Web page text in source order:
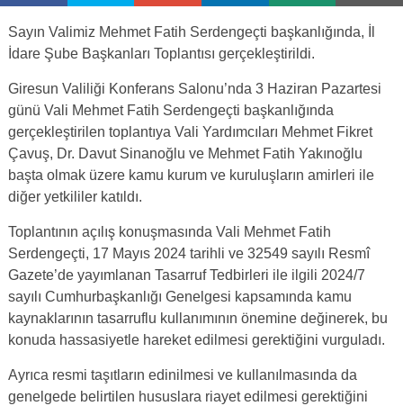
Sayın Valimiz Mehmet Fatih Serdengeçti başkanlığında, İl
İdare Şube Başkanları Toplantısı gerçekleştirildi.
Giresun Valiliği Konferans Salonu’nda 3 Haziran Pazartesi
günü Vali Mehmet Fatih Serdengeçti başkanlığında
gerçekleştirilen toplantıya Vali Yardımcıları Mehmet Fikret
Çavuş, Dr. Davut Sinanoğlu ve Mehmet Fatih Yakınoğlu
başta olmak üzere kamu kurum ve kuruluşların amirleri ile
diğer yetkililer katıldı.
Toplantının açılış konuşmasında Vali Mehmet Fatih
Serdengeçti, 17 Mayıs 2024 tarihli ve 32549 sayılı Resmî
Gazete’de yayımlanan Tasarruf Tedbirleri ile ilgili 2024/7
sayılı Cumhurbaşkanlığı Genelgesi kapsamında kamu
kaynaklarının tasarruflu kullanımının önemine değinerek, bu
konuda hassasiyetle hareket edilmesi gerektiğini vurguladı.
Ayrıca resmi taşıtların edinilmesi ve kullanılmasında da
genelgede belirtilen hususlara riayet edilmesi gerektiğini